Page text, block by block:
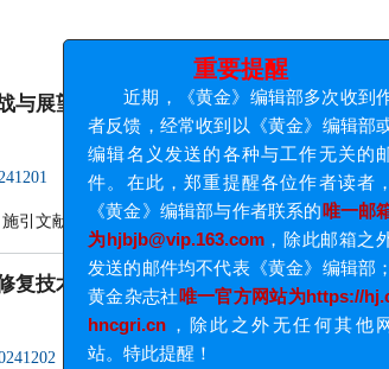
与展望
施引文献
复技术研究进展
近期，《黄金》编辑部多
者反馈，经常收到以《黄金》
编辑名义发送的各种与工作
件。在此，郑重提醒各位作
《黄金》编辑部与作者联系的
为hjbjb@vip.163.com，除此
发送的邮件均不代表《黄金》
黄金杂志社唯一官方网站为
hncgri.cn，除此之外无任
站。特此提醒！